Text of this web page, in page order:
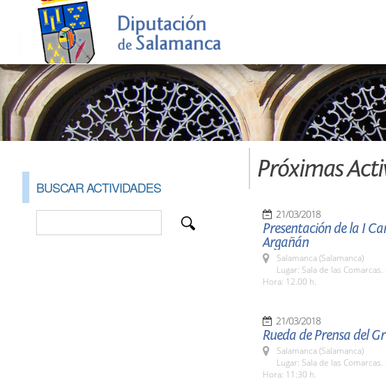
BUSCAR ACTIVIDADES
Próximas
21/03/2018
Presentación de la I
Argañán
Salamanca (Salamanca)
Lugar: Sala de las
Hora: 12.00 h.
21/03/2018
Rueda de Prensa del
Salamanca (Salamanca)
Lugar: Sala de las
Hora: 11:30 h.